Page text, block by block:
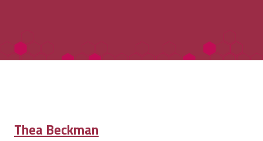
Thea Beckman